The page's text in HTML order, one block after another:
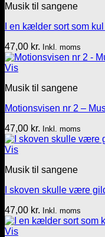
Musik til sangene
I en kælder sort som
47,00 kr. Inkl. moms
Vis
Musik til sangene
Motionsvisen nr 2 –
47,00 kr. Inkl. moms
Vis
Musik til sangene
I skoven skulle være
47,00 kr. Inkl. moms
Vis